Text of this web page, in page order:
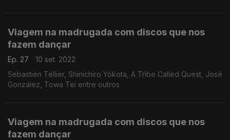
Viagem na madrugada com discos que nos
fazem dançar
Ep. 27
10 set. 2022
Sebastien Tellier, Shinichiro Yokota, A Tribe Called Quest, José
González, Towa Tei entre outros
Viagem na madrugada com discos que nos
fazem dançar